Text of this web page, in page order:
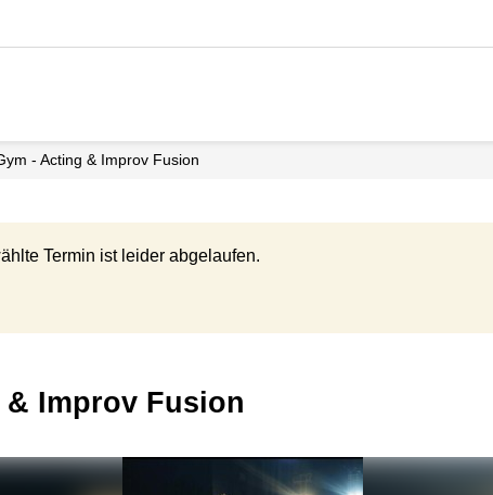
- Acting & Improv Fusion
Termin ist leider abgelaufen.
& Improv Fusion